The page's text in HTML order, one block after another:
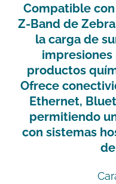
Compatible con
Z-Band de Zebra
la carga de
impresiones
productos
Ofrece
Ethernet,
permitiendo
con sistemas